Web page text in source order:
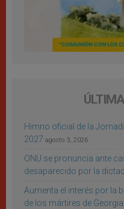
Himno oficial de la
2027 agosto 3, 2026
ONU se pronuncia ante
desaparecido por la
Aumenta el interés por la
de los mártires de